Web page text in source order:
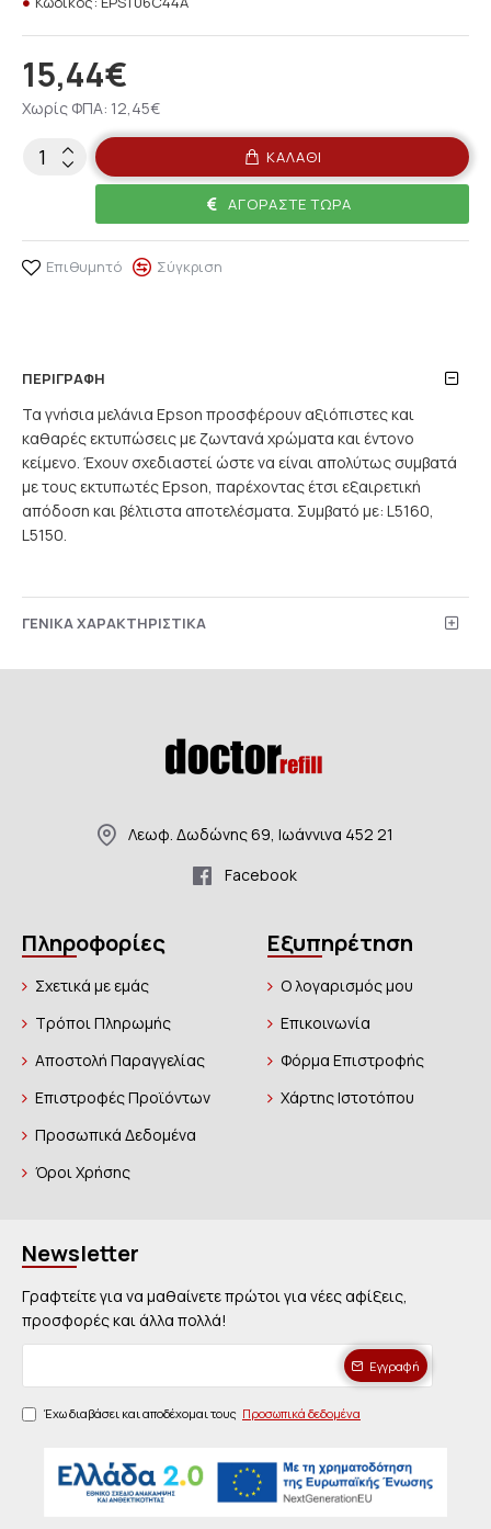
15,44€
Χωρίς ΦΠΑ: 12,45€
ΚΑΛΆΘΙ
ΑΓΟΡΆΣΤΕ ΤΏΡΑ
Επιθυμητό Σύγκριση
ΠΕΡΙΓΡΑΦΉ
Τα γνήσια μελάνια Epson προσφέρουν αξιόπιστες και
καθαρές εκτυπώσεις με ζωντανά χρώματα και έντονο
κείμενο. Έχουν σχεδιαστεί ώστε να είναι απολύτως συμβατά
με τους εκτυπωτές Epson, παρέχοντας έτσι εξαιρετική
απόδοση και βέλτιστα αποτελέσματα. Συμβατό με: L5160,
L5150.
ΓΕΝΙΚΑ ΧΑΡΑΚΤΗΡΙΣΤΙΚΑ
Λεωφ. Δωδώνης 69, Ιωάννινα 452 21
Facebook
Πληροφορίες
Σχετικά με εμάς
Τρόποι Πληρωμής
Αποστολή Παραγγελίας
Επιστροφές Προϊόντων
Προσωπικά Δεδομένα
Όροι Χρήσης
Εξυπηρέτηση
Ο λογαρισμός μου
Επικοινωνία
Φόρμα Επιστροφής
Χάρτης Ιστοτόπου
Newsletter
Γραφτείτε για να μαθαίνετε πρώτοι για νέες αφίξεις,
προσφορές και άλλα πολλά!
Εγγραφή
Έχω διαβάσει και αποδέχομαι τους Προσωπικά δεδομένα